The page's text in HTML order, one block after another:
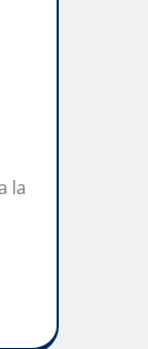
la